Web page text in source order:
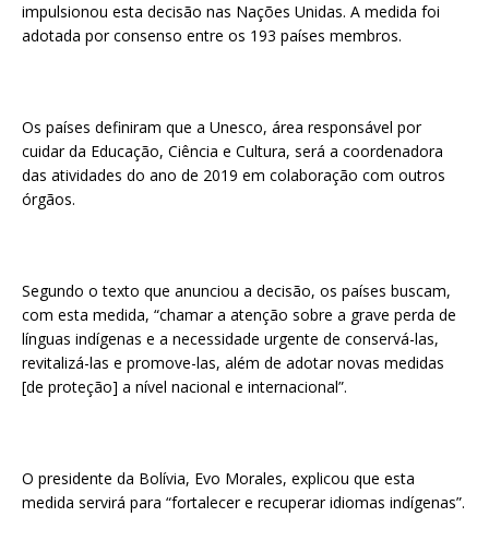
impulsionou esta decisão nas Nações Unidas. A medida foi
adotada por consenso entre os 193 países membros.
Os países definiram que a Unesco, área responsável por
cuidar da Educação, Ciência e Cultura, será a coordenadora
das atividades do ano de 2019 em colaboração com outros
órgãos.
Segundo o texto que anunciou a decisão, os países buscam,
com esta medida, “chamar a atenção sobre a grave perda de
línguas indígenas e a necessidade urgente de conservá-las,
revitalizá-las e promove-las, além de adotar novas medidas
[de proteção] a nível nacional e internacional”.
O presidente da Bolívia, Evo Morales, explicou que esta
medida servirá para “fortalecer e recuperar idiomas indígenas”.